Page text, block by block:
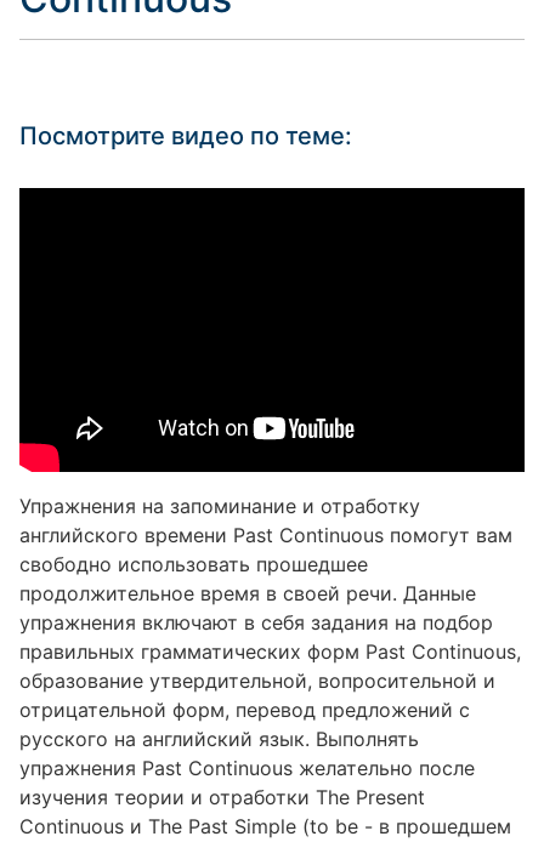
Посмотрите видео по теме:
Упражнения на запоминание и отработку
английского времени Past Continuous помогут вам
свободно использовать прошедшее
продолжительное время в своей речи. Данные
упражнения включают в себя задания на подбор
правильных грамматических форм Past Continuous,
образование утвердительной, вопросительной и
отрицательной форм, перевод предложений с
русского на английский язык. Выполнять
упражнения Past Continuous желательно после
изучения теории и отработки The Present
Continuous и The Past Simple (to be - в прошедшем